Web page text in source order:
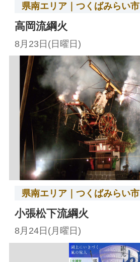
県南エリア｜つくばみらい市
高岡流綱火
8月23日(日曜日)
県南エリア｜つくばみらい市
小張松下流綱火
8月24日(月曜日)